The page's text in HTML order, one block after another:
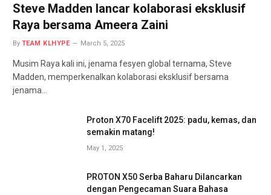
Steve Madden lancar kolaborasi eksklusif
Raya bersama Ameera Zaini
By TEAM KLHYPE March 5, 2025
Musim Raya kali ini, jenama fesyen global ternama, Steve
Madden, memperkenalkan kolaborasi eksklusif bersama
jenama…
Proton X70 Facelift 2025: padu, kemas, dan
semakin matang!
May 1, 2025
PROTON X50 Serba Baharu Dilancarkan
dengan Pengecaman Suara Bahasa